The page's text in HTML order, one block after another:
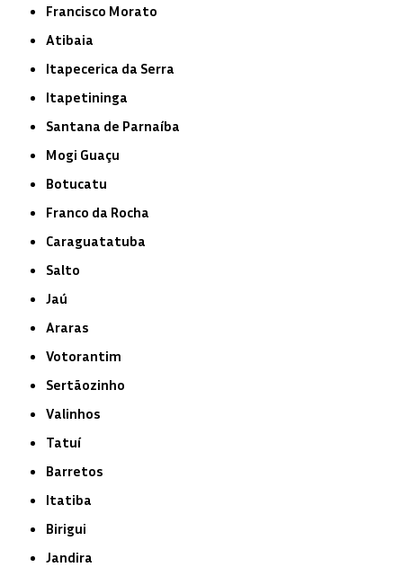
Francisco Morato
Atibaia
Itapecerica da Serra
Itapetininga
Santana de Parnaíba
Mogi Guaçu
Botucatu
Franco da Rocha
Caraguatatuba
Salto
Jaú
Araras
Votorantim
Sertãozinho
Valinhos
Tatuí
Barretos
Itatiba
Birigui
Jandira